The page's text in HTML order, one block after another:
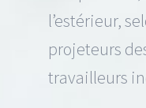
l’estérieur,
projeteurs
travailleurs